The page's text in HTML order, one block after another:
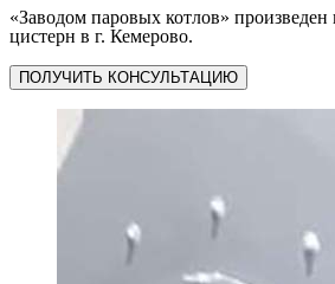
«Заводом паровых котлов»
цистерн в г. Кемерово.
ПОЛУЧИТЬ КОНСУЛЬТАЦИЮ